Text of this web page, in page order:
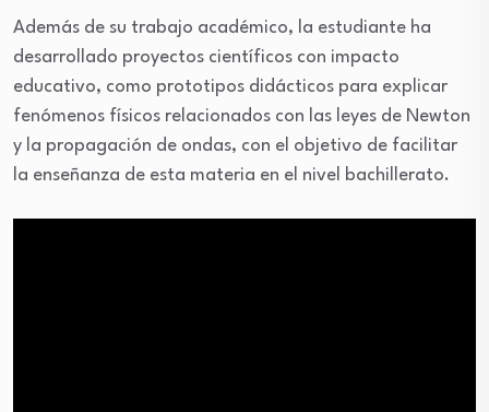
Además de su trabajo académico, la estudiante ha
desarrollado proyectos científicos con impacto
educativo, como prototipos didácticos para explicar
fenómenos físicos relacionados con las leyes de Newton
y la propagación de ondas, con el objetivo de facilitar
la enseñanza de esta materia en el nivel bachillerato.